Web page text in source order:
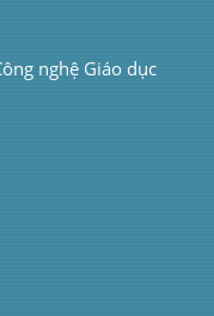
nghệ Giáo dục